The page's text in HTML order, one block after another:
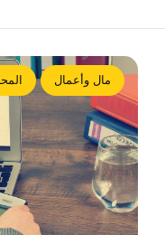
مال وأعمال